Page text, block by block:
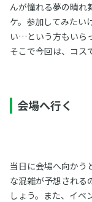
んが憧れる夢の晴れ
ケ。参加してみたい
い…という方もいら
そこで今回は、コス
会場へ行く
当日に会場へ向かう
な混雑が予想される
しょう。また、イベ